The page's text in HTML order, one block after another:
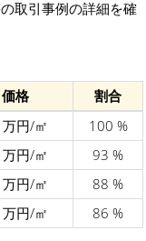
取引事例の詳細を確
価格
割合
円/㎡
100 %
円/㎡
93 %
円/㎡
88 %
円/㎡ 86 %